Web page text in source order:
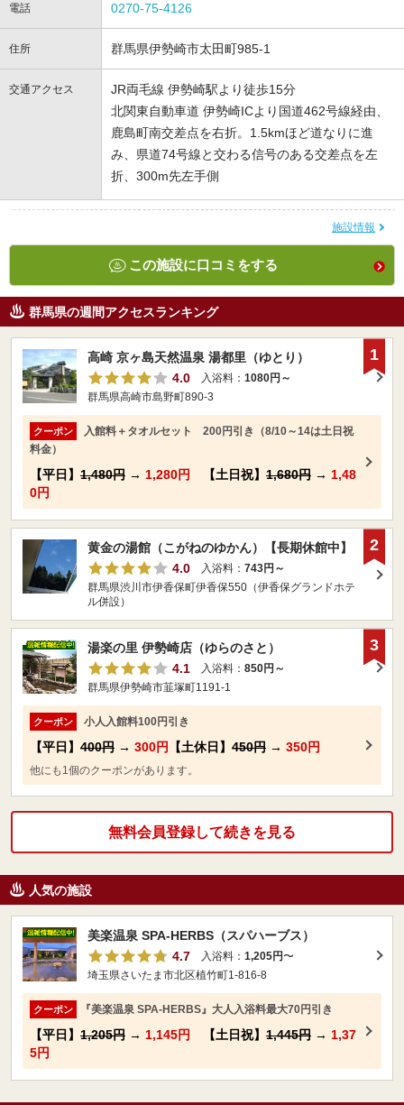
電話 0270-75-4126
住所 群馬県伊勢崎市太田町985-1
交通アクセス
JR両毛線 伊勢崎駅より徒歩15分
北関東自動車道 伊勢崎ICより国道462号線経由、
鹿島町南交差点を右折。1.5kmほど道なりに進
み、県道74号線と交わる信号のある交差点を左
折、300m先左手側
施設情報
この施設に口コミをする
群馬県の週間アクセスランキング
高崎 京ヶ島天然温泉 湯都里（ゆとり）
4.0
入浴料： 1080円～
群馬県高崎市島野町890-3
クーポン
入館料＋タオルセット 200円引き（8/10～14は土日祝
料金）
【平日】 1,480円 → 1,280円 【土日祝】 1,680円 → 1,48
0円
1
黄金の湯館（こがねのゆかん）【長期休館中】
4.0
入浴料： 743円～
群馬県渋川市伊香保町伊香保550（伊香保グランドホテ
ル併設）
2
湯楽の里 伊勢崎店（ゆらのさと）
4.1
入浴料： 850円～
群馬県伊勢崎市韮塚町1191-1
クーポン 小人入館料100円引き
【平日】 400円 → 300円 【土休日】 450円 → 350円
他にも1個のクーポンがあります。
3
無料会員登録して続きを見る
人気の施設
美楽温泉 SPA-HERBS（スパハーブス）
4.7
入浴料： 1,205円〜
埼玉県さいたま市北区植竹町1-816-8
クーポン 『美楽温泉 SPA-HERBS』大人入浴料最大70円引き
【平日】 1,205円 → 1,145円 【土日祝】 1,445円 → 1,37
5円